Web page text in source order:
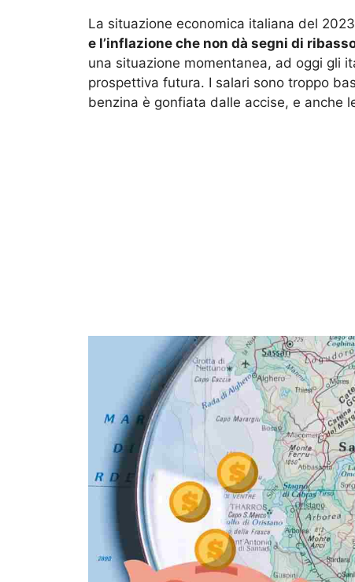
La situazione economica italiana del
e l’inflazione che non dà segni di
una situazione momentanea, ad oggi gli
prospettiva futura. I salari sono troppo
benzina è gonfiata dalle accise, e anche